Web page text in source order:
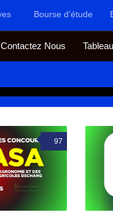
Bourse d’étude
Contactez Nous
97